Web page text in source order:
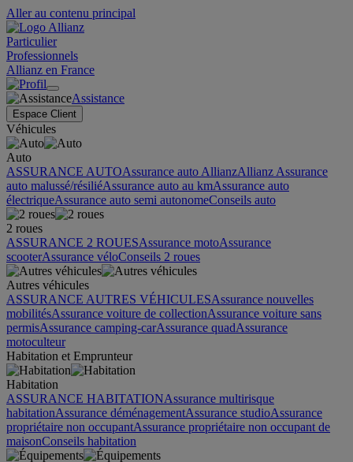
Aller au contenu principal
Particulier
Professionnels
Allianz en France
Assistance
Espace Client
Véhicules
Auto
ASSURANCE AUTOAssurance auto AllianzAllianz Assurance
auto malussé/résiliéAssurance auto au kmAssurance auto
électriqueAssurance auto semi autonomeConseils auto
2 roues
ASSURANCE 2 ROUESAssurance motoAssurance
scooterAssurance véloConseils 2 roues
Autres véhicules
ASSURANCE AUTRES VÉHICULESAssurance nouvelles
mobilitésAssurance voiture de collectionAssurance voiture sans
permisAssurance camping-carAssurance quadAssurance
motoculteur
Habitation et Emprunteur
Habitation
ASSURANCE HABITATIONAssurance multirisque
habitationAssurance déménagementAssurance studioAssurance
propriétaire non occupantAssurance propriétaire non occupant de
maisonConseils habitation